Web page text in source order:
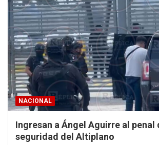
NACIONAL
Ingresan a Ángel Aguirre al penal
seguridad del Altiplano